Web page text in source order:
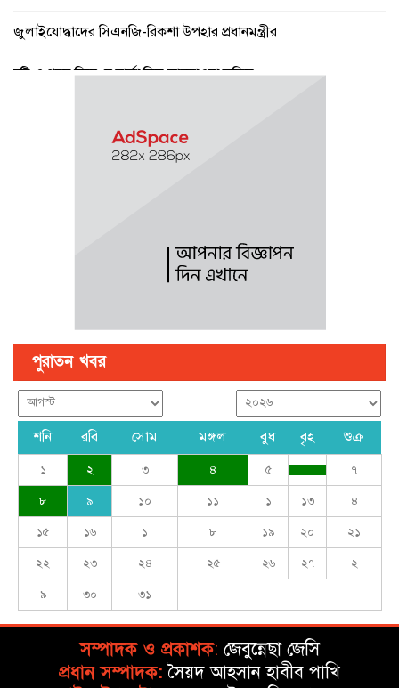
জুলাইযোদ্ধাদের সিএনজি-রিকশা উপহার প্রধানমন্ত্রীর
বৃষ্টি ও গরম নিয়ে যে বার্তা দিল আবহাওয়া অফিস
গণঅভ্যুত্থান ছিল ১৭ বছরের ধারাবাহিক আন্দোলনের ফসল : স্বরাষ্ট্রমন্ত্রী
পুরাতন খবর
শনি রবি সোম মঙ্গল বুধ বৃহ শুক্র
১ ২ ৩ ৪ ৫ ৭
৮ ৯ ১০ ১১ ১ ১৩ ৪
১৫ ১৬ ১ ৮ ১৯ ২০ ২১
২২ ২৩ ২৪ ২৫ ২৬ ২৭ ২
৯ ৩০ ৩১
সম্পাদক ও প্রকাশক: জেবুন্নেছা জেসি
প্রধান সম্পাদক: সৈয়দ আহসান হাবীব পাখি